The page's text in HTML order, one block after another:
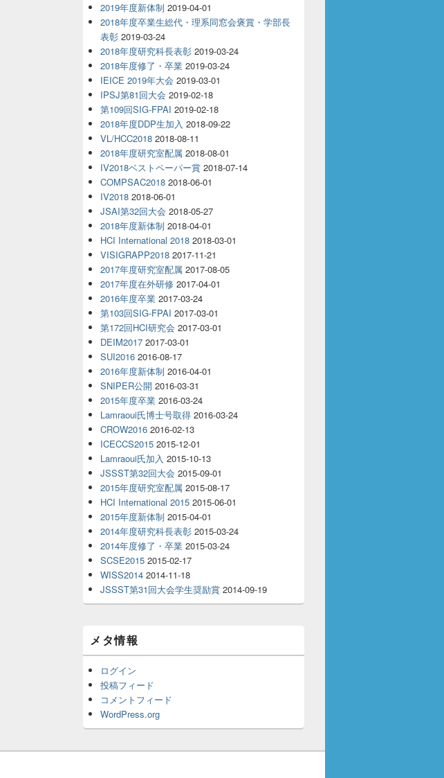
2019年度新体制 2019-04-01
2018年度卒業生総代・理系同窓会褒賞・学部長
表彰 2019-03-24
2018年度研究科長表彰 2019-03-24
2018年度修了・卒業 2019-03-24
IEICE 2019年大会 2019-03-01
IPSJ第81回大会 2019-02-18
第109回SIG-FPAI 2019-02-18
2018年度DDP生加入 2018-09-22
VL/HCC2018 2018-08-11
2018年度研究室配属 2018-08-01
IV2018ベストペーパー賞 2018-07-14
COMPSAC2018 2018-06-01
IV2018 2018-06-01
JSAI第32回大会 2018-05-27
2018年度新体制 2018-04-01
HCI International 2018 2018-03-01
VISIGRAPP2018 2017-11-21
2017年度研究室配属 2017-08-05
2017年度在外研修 2017-04-01
2016年度卒業 2017-03-24
第103回SIG-FPAI 2017-03-01
第172回HCI研究会 2017-03-01
DEIM2017 2017-03-01
SUI2016 2016-08-17
2016年度新体制 2016-04-01
SNIPER公開 2016-03-31
2015年度卒業 2016-03-24
Lamraoui氏博士号取得 2016-03-24
CROW2016 2016-02-13
ICECCS2015 2015-12-01
Lamraoui氏加入 2015-10-13
JSSST第32回大会 2015-09-01
2015年度研究室配属 2015-08-17
HCI International 2015 2015-06-01
2015年度新体制 2015-04-01
2014年度研究科長表彰 2015-03-24
2014年度修了・卒業 2015-03-24
SCSE2015 2015-02-17
WISS2014 2014-11-18
JSSST第31回大会学生奨励賞 2014-09-19
メタ情報
ログイン
投稿フィード
コメントフィード
WordPress.org